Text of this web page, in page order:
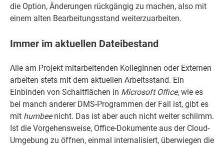
die Option, Änderungen rückgängig zu machen, also mit
einem alten Bearbeitungsstand weiterzuarbeiten.
Immer im aktuellen Dateibestand
Alle am Projekt mitarbeitenden KollegInnen oder Externen
arbeiten stets mit dem aktuellen Arbeitsstand. Ein
Einbinden von Schaltflächen in Microsoft Office, wie es
bei manch anderer DMS-Programmen der Fall ist, gibt es
mit humbeenicht. Das ist aber auch nicht weiter schlimm.
Ist die Vorgehensweise, Office-Dokumente aus der Cloud-
Umgebung zu öffnen, einmal internalisiert, überwiegen die